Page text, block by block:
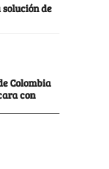
de
Colombia
con